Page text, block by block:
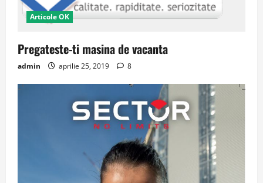
Articole OK
Pregateste-ti masina de vacanta
admin aprilie 25, 2019 8